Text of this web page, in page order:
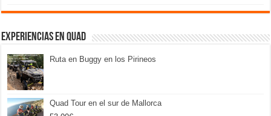
Experiencias en Quad
Ruta en Buggy en los Pirineos
Quad Tour en el sur de Mallorca